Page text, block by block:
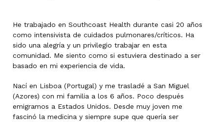
He trabajado en Southcoast Health durante casi 20 años
como intensivista de cuidados pulmonares/críticos. Ha
sido una alegría y un privilegio trabajar en esta
comunidad. Me siento como si estuviera destinado a ser
basado en mi experiencia de vida.
Nací en Lisboa (Portugal) y me trasladé a San Miguel
(Azores) con mi familia a los 6 años. Poco después
emigramos a Estados Unidos. Desde muy joven me
fascinó la medicina y siempre supe que quería ser